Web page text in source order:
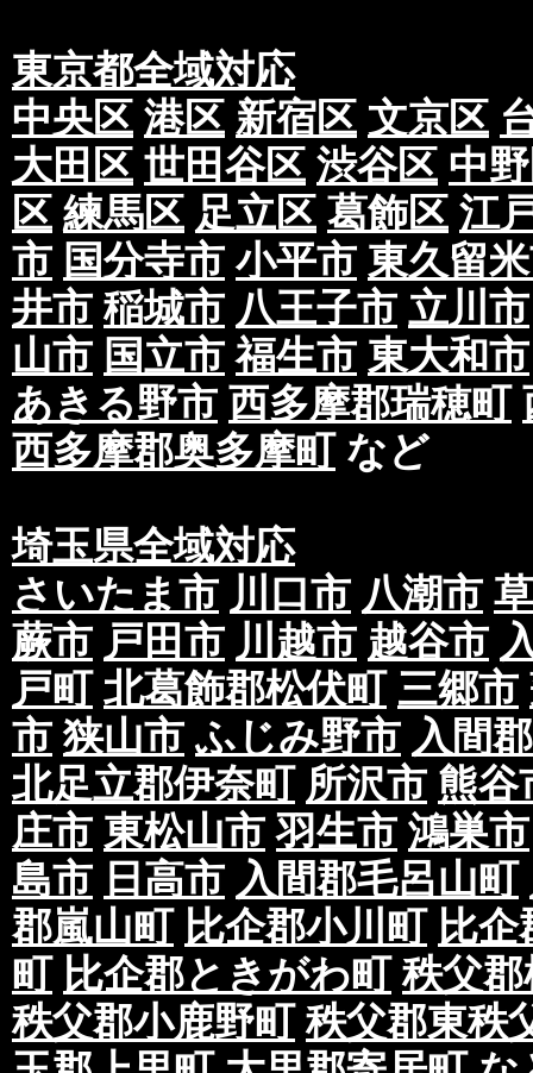
東京都全域対応
中央区 港区 新宿区 文京区
大田区 世田谷区 渋谷区 中
区 練馬区 足立区 葛飾区 江
市 国分寺市 小平市 東久留
井市 稲城市 八王子市 立川市
山市 国立市 福生市 東大和市
あきる野市 西多摩郡瑞穂町
西多摩郡奥多摩町など
埼玉県全域対応
さいたま市 川口市 八潮市
蕨市 戸田市 川越市 越谷市
戸町 北葛飾郡松伏町 三郷市
市 狭山市 ふじみ野市 入間
北足立郡伊奈町 所沢市 熊谷
庄市 東松山市 羽生市 鴻巣市
島市 日高市 入間郡毛呂山町
郡嵐山町 比企郡小川町 比
町 比企郡ときがわ町 秩父
秩父郡小鹿野町 秩父郡東秩